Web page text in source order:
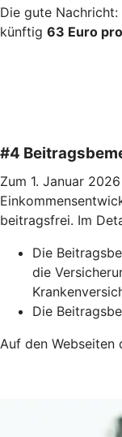
Die gute
künftig 63 Euro
#4
Zum 1. Januar
beitragsfrei. Im
Die
die
Die
Auf den